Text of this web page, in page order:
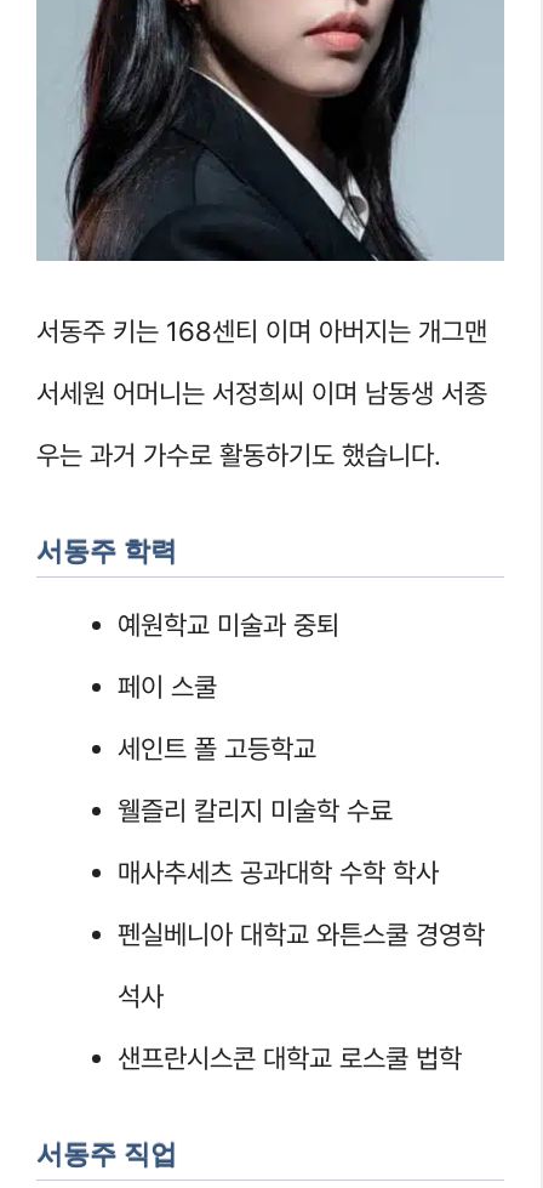
서동주 키는 168센티 이며 아버지는 개그맨
서세원 어머니는 서정희씨 이며 남동생 서종
우는 과거 가수로 활동하기도 했습니다.
서동주 학력
예원학교 미술과 중퇴
페이 스쿨
세인트 폴 고등학교
웰즐리 칼리지 미술학 수료
매사추세츠 공과대학 수학 학사
펜실베니아 대학교 와튼스쿨 경영학
석사
샌프란시스콘 대학교 로스쿨 법학
서동주 직업